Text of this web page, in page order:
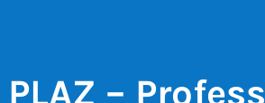
PLAZ –